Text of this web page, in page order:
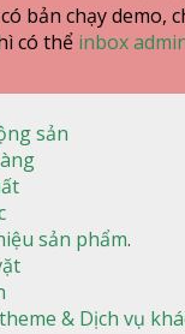
bản chạy demo,
có thể inbox
sản
sản phẩm.
& Dịch vụ